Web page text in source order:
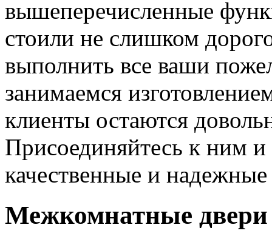
вышеперечисленные
стоили не слишком
выполнить все ваши
занимаемся
клиенты остаются
Присоединяйтесь к ним
качественные и
Межкомнатные двери